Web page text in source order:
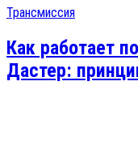
Трансмиссия
Как работает
Дастер: